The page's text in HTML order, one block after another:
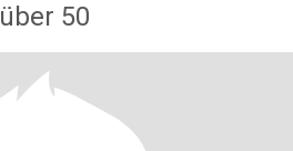
über 50